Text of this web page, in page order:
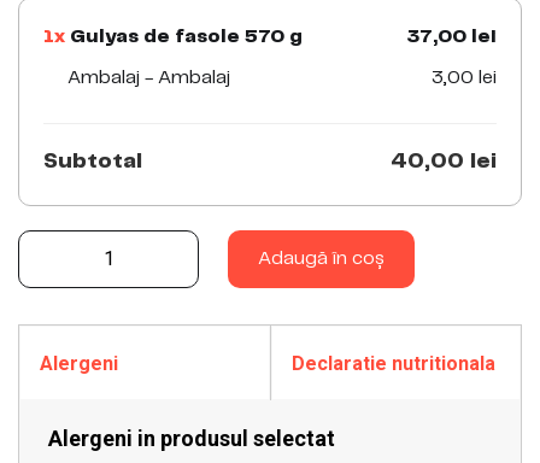
1x Gulyas de fasole 570 g 37,00 lei
Ambalaj - Ambalaj 3,00 lei
Subtotal 40,00 lei
Gulyas de fasole 570 g quantity
Adaugă în coș
Alergeni Declaratie nutritionala
Alergeni in produsul selectat